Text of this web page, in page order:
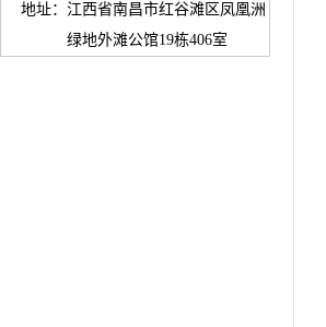
地址： 江西省南昌市红谷滩区凤凰洲
绿地外滩公馆19栋406室